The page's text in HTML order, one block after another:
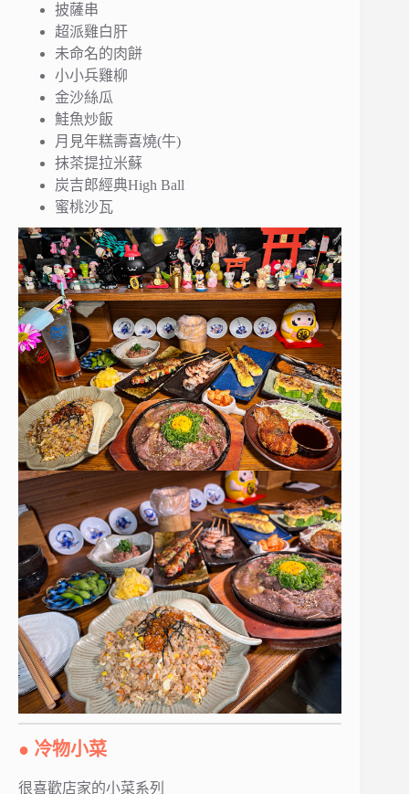
披薩串
超派雞白肝
未命名的肉餅
小小兵雞柳
金沙絲瓜
鮭魚炒飯
月見年糕壽喜燒(牛)
抹茶提拉米蘇
炭吉郎經典High Ball
蜜桃沙瓦
● 冷物小菜
很喜歡店家的小菜系列